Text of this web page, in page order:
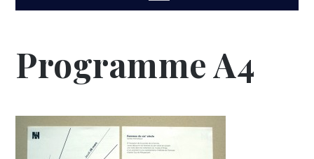
Programme A4